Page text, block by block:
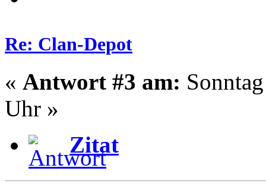
Re: Clan-Depot
« Antwort #3 am:
Uhr »
Zitat